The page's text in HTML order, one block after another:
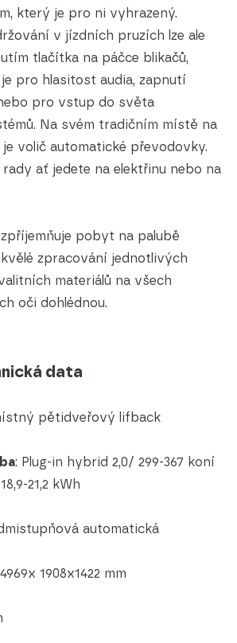
který je pro ni vyhrazený.
v jízdních pruzích lze ale
tlačítka na páčce blikačů,
pro hlasitost audia, zapnutí
pro vstup do světa
Na svém tradičním místě na
volič automatické převodovky.
ať jedete na elektřinu nebo na
pobyt na palubě
zpracování jednotlivých
materiálů na všech
oči dohlédnou.
data
pětidveřový lifback
: Plug-in hybrid 2,0/ 299-367 koní
21,2 kWh
automatická
1908x1422 mm